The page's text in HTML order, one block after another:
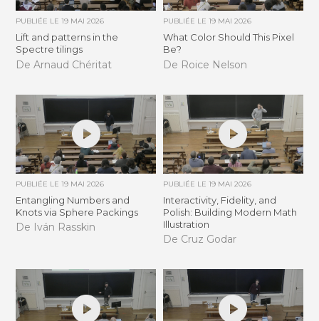
PUBLIÉE LE19 MAI 2026
Lift and patterns in the
Spectre tilings
De Arnaud Chéritat
PUBLIÉE LE 19 MAI 2026
What Color Should This Pixel
Be?
De Roice Nelson
PUBLIÉE LE19 MAI 2026
Entangling Numbers and
Knots via Sphere Packings
De Iván Rasskin
PUBLIÉE LE 19 MAI 2026
Interactivity, Fidelity, and
Polish: Building Modern Math
Illustration
De Cruz Godar